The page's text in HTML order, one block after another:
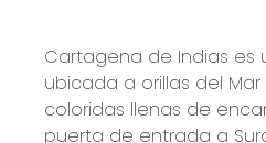
Cartagena de Indias es
ubicada a orillas del Mar
coloridas llenas de
puerta de entrada a